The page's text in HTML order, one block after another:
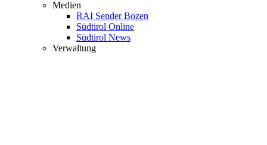
Medien
RAI Sender Bozen
Südtirol Online
Südtirol News
Verwaltung